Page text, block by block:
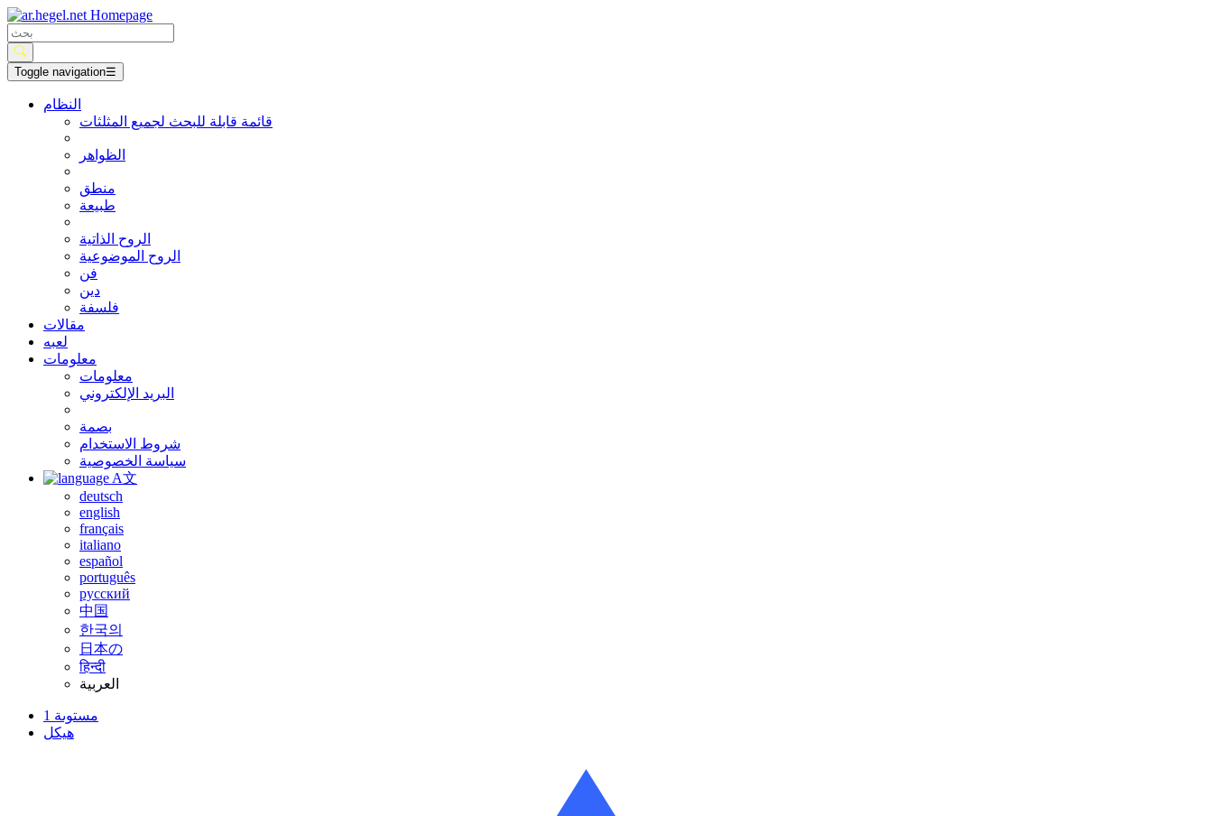
Toggle navigation☰
النظام
قائمة قابلة للبحث لجميع المثلثات
الظواهر
منطق
طبيعة
الروح الذاتية
الروح الموضوعية
فن
دين
فلسفة
مقالات
لعبه
معلومات
معلومات
البريد الإلكتروني
بصمة
شروط الاستخدام
سياسة الخصوصية
A文
deutsch
english
français
italiano
español
português
русский
中国
한국의
日本の
हिन्दी
العربية
مستوىة 1
هيكل